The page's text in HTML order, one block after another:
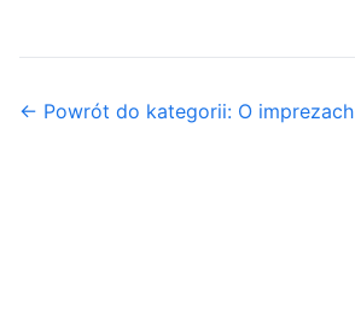
← Powrót do kategorii: O imprezach